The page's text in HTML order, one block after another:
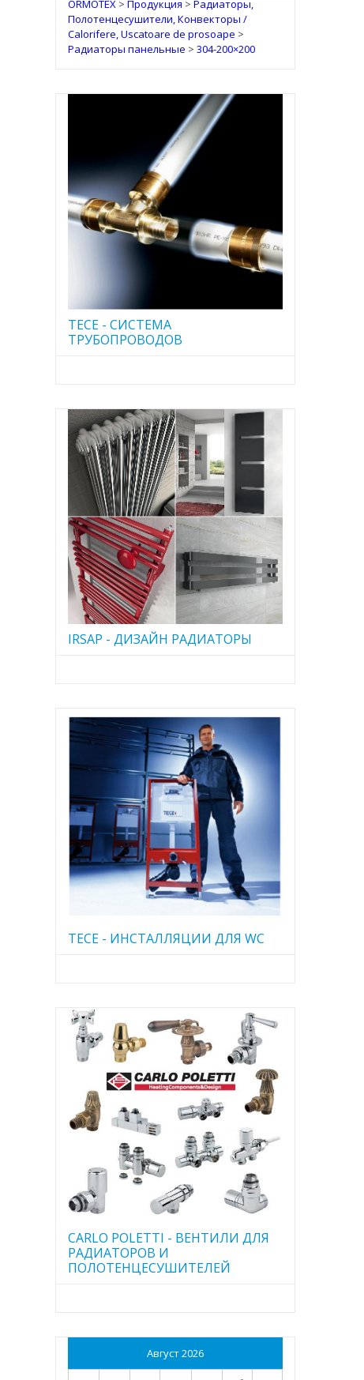
ORMOTEX> Продукция > Радиаторы,
Полотенцесушители, Конвекторы /
Calorifere, Uscatoare de prosoape >
Радиаторы панельные > 304-200×200
TECE - CИСТЕМА
ТРУБОПРОВОДОВ
IRSAP - ДИЗАЙН РАДИАТОРЫ
TECE - ИНСТАЛЛЯЦИИ ДЛЯ WC
CARLO POLETTI - ВЕНТИЛИ ДЛЯ
РАДИАТОРОВ И
ПОЛОТЕНЦЕСУШИТЕЛЕЙ
Август 2026